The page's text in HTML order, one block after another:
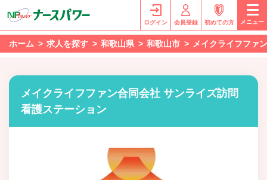
ログイン 会員登録 初めての方 メニュー
ホーム 求人を探す 和歌山県 和歌山市 メイクライフファ
メイクライフファン合同会社 サンライズ訪問
看護ステーション